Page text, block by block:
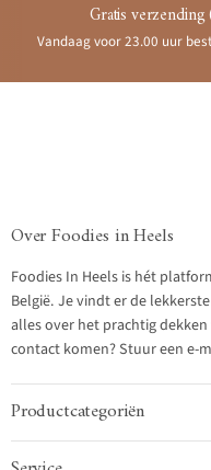
Gratis verzending
Vandaag voor 23.00 uur
Over Foodies in Heels
Foodies In Heels is hét
België. Je vindt er de
alles over het prachtig
contact komen? Stuur een e-
Productcategoriën